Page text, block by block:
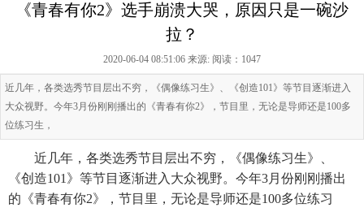
《青春有你2》选手崩溃大哭，原因只是一碗沙
拉？
2020-06-04 08:51:06 来源: 阅读：1047
近几年，各类选秀节目层出不穷，《偶像练习生》、《创造101》等节目逐渐进入
大众视野。今年3月份刚刚播出的《青春有你2》，节目里，无论是导师还是100多
位练习生，
近几年，各类选秀节目层出不穷，《偶像练习生》、
《创造101》等节目逐渐进入大众视野。今年3月份刚刚播出
的《青春有你2》，节目里，无论是导师还是100多位练习